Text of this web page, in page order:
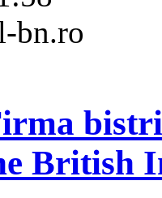
bn.ro
British